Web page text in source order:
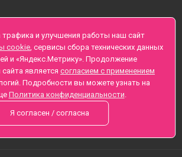
д.6 , Лиговский пр., 65
без выходных
трафика и улучшения работы наш сайт
cookie, сервисы сбора технических данных
и «Яндекс.Метрику». Продолжение
является согласием с применением
Подробности вы можете узнать на
Политика конфиденциальности.
Я согласен / согласна